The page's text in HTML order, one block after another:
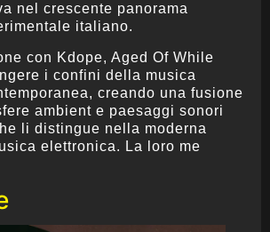
nel crescente panorama
italiano.
con Kdope, Aged Of While
i confini della musica
creando una fusione
ambient e paesaggi sonori
li distingue nella moderna
elettronica. La loro me